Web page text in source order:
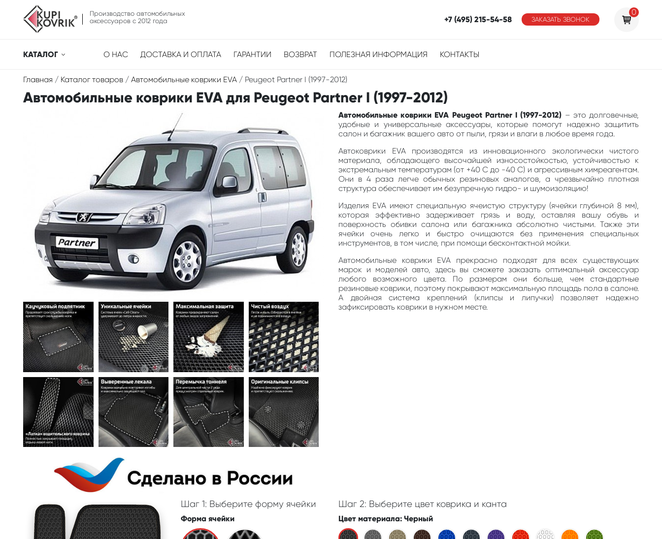
Производство автомобильных
аксессуаров с 2012 года
+7 (495) 215-54-58 ЗАКАЗАТЬ ЗВОНОК
0
КАТАЛОГ О НАС ДОСТАВКА И ОПЛАТА ГАРАНТИИ ВОЗВРАТ ПОЛЕЗНАЯ ИНФОРМАЦИЯ КОНТАКТЫ
Главная / Каталог товаров / Автомобильные коврики EVA / Peugeot Partner I (1997-2012)
Автомобильные коврики EVA для Peugeot Partner I (1997-2012)
Автомобильные коврики EVA Peugeot Partner I (1997-2012) – это долговечные,
удобные и универсальные аксессуары, которые помогут надежно защитить
салон и багажник вашего авто от пыли, грязи и влаги в любое время года.
Автоковрики EVA производятся из инновационного экологически чистого
материала, обладающего высочайшей износостойкостью, устойчивостью к
экстремальным температурам (от +40 С до -40 С) и агрессивным химреагентам.
Они в 4 раза легче обычных резиновых аналогов, а чрезвычайно плотная
структура обеспечивает им безупречную гидро- и шумоизоляцию!
Изделия EVA имеют специальную ячеистую структуру (ячейки глубиной 8 мм),
которая эффективно задерживает грязь и воду, оставляя вашу обувь и
поверхность обивки салона или багажника абсолютно чистыми. Также эти
ячейки очень легко и быстро очищаются без применения специальных
инструментов, в том числе, при помощи бесконтактной мойки.
Автомобильные коврики EVA прекрасно подходят для всех существующих
марок и моделей авто, здесь вы сможете заказать оптимальный аксессуар
любого возможного цвета. По размерам они больше, чем стандартные
резиновые коврики, поэтому покрывают максимальную площадь пола в салоне.
А двойная система креплений (клипсы и липучки) позволяет надежно
зафиксировать коврики в нужном месте.
Шаг 1: Выберите форму ячейки
Форма ячейки
Шаг 2: Выберите цвет коврика и канта
Цвет материала: Черный